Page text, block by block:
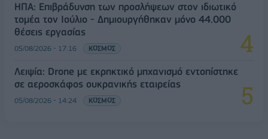
ΗΠΑ: Επιβράδυνση των προσλήψεων στον ιδιωτικό
τομέα τον Ιούλιο - Δημιουργήθηκαν μόνο 44.000
θέσεις εργασίας
05/08/2026 - 17:16 ΚΟΣΜΟΣ
Λειψία: Drone με εκρηκτικό μηχανισμό εντοπίστηκε
σε αεροσκάφος ουκρανικής εταιρείας
05/08/2026 - 14:24 ΚΟΣΜΟΣ